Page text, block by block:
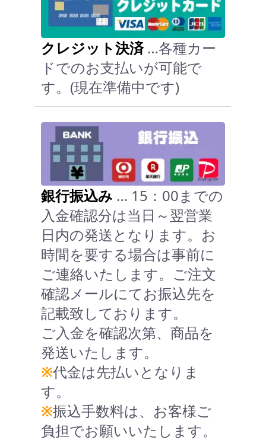
クレジット決済…各種カー
ドでのお支払いが可能で
す。(現在準備中です)
銀行振込み … 15：00までの
入金確認分は当日～翌営業
日内の発送となります。お
時間を要する場合は事前に
ご連絡いたします。ご注文
確認メールにてお振込先を
記載致しております。
ご入金を確認次第、商品を
発送いたします。
※代金は先払いとなりま
す。
※振込手数料は、お客様ご
負担でお願いいたします。